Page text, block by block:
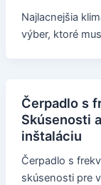
Najlacnejšia
výber, ktoré
Čerpadlo s
Skúsenosti
inštaláciu
Čerpadlo s
skúsenosti pre